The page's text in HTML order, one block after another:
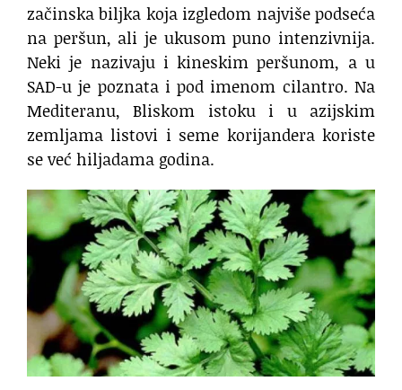
začinska biljka koja izgledom najviše podseća
na peršun, ali je ukusom puno intenzivnija.
Neki je nazivaju i kineskim peršunom, a u
SAD-u je poznata i pod imenom cilantro. Na
Mediteranu, Bliskom istoku i u azijskim
zemljama listovi i seme korijandera koriste
se već hiljadama godina.